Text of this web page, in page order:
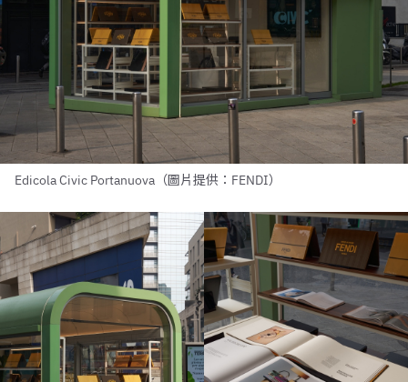
Edicola Civic Portanuova（圖片提供：FENDI）